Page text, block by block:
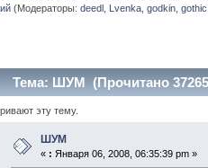
(Модераторы:deedl Lvenka ,godkin ,gothic
Тема: ШУМ (Прочитано 37265
эту тему.
ШУМ
« : Января 06, 2008, 06:35:39 pm »